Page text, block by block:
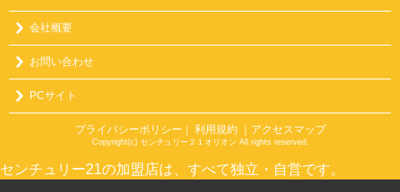
会社概要
お問い合わせ
PCサイト
プライバシーポリシー ｜ 利用規約 ｜アクセスマップ
Copyright(c) センチュリー２１オリオン All rights reserved.
センチュリー21の加盟店は、すべて独立・自営です。